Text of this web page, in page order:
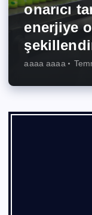
onarıcı
enerjiye
aaaa aaaa